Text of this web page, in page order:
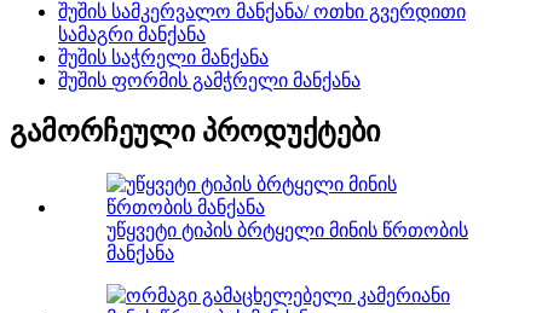
შუშის სამკერვალო მანქანა/ ოთხი გვერდითი
სამაგრი მანქანა
შუშის საჭრელი მანქანა
შუშის ფორმის გამჭრელი მანქანა
გამორჩეული პროდუქტები
უწყვეტი ტიპის ბრტყელი მინის წრთობის
მანქანა